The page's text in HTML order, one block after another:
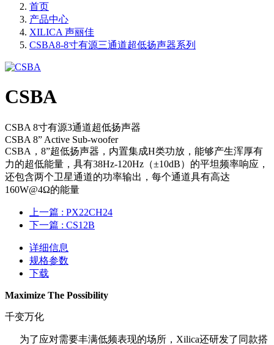
首页
产品中心
XILICA 声丽佳
CSBA8-8寸有源三通道超低扬声器系列
CSBA
CSBA 8寸有源3通道超低扬声器
CSBA 8” Active Sub-woofer
CSBA，8”超低扬声器，内置集成H类功放，能够产生浑厚有
力的超低能量，具有38Hz-120Hz（±10dB）的平坦频率响应，
还包含两个卫星通道的功率输出，每个通道具有高达
160W@4Ω的能量
上一篇 : PX22CH24
下一篇 : CS12B
详细信息
规格参数
下载
Maximize The Possibility
千变万化
为了应对需要丰满低频表现的场所，Xilica还研发了同款搭